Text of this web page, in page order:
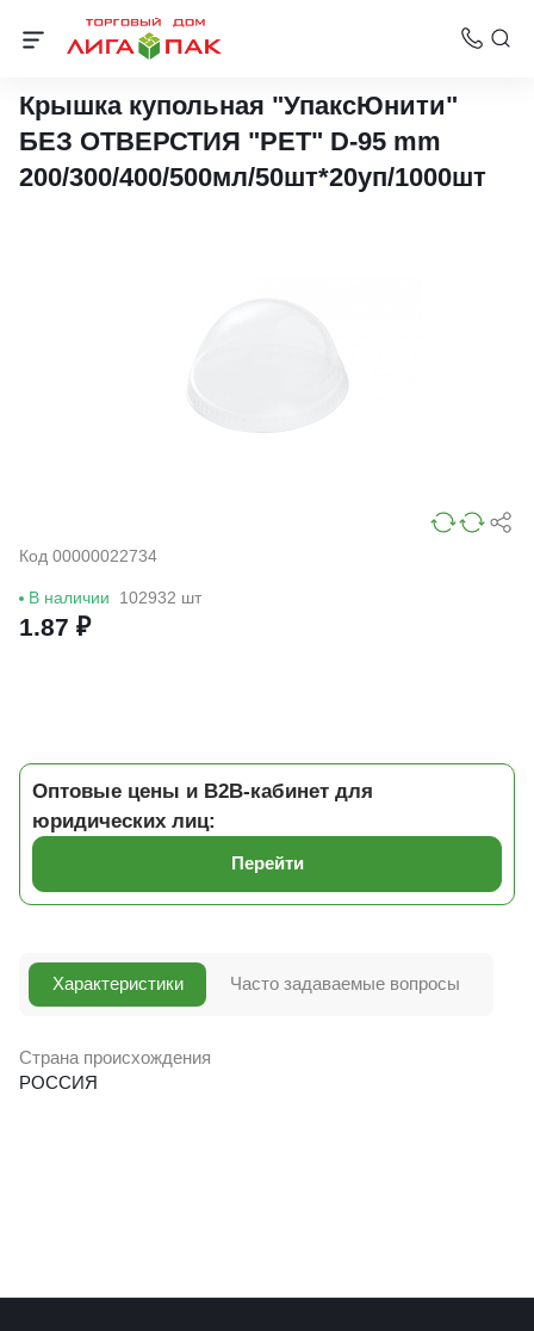
Стаканы ПЭТ с купольной крышкой
Крышка купольная "УпаксЮнити"
БЕЗ ОТВЕРСТИЯ "PET" D-95 mm
200/300/400/500мл/50шт*20уп/1000шт
Код 00000022734
В наличии 102932 шт
1.87 ₽
Оптовые цены и B2B-кабинет для
юридических лиц:
Перейти
Характеристики
Страна происхождения
РОССИЯ
Часто задаваемые вопросы